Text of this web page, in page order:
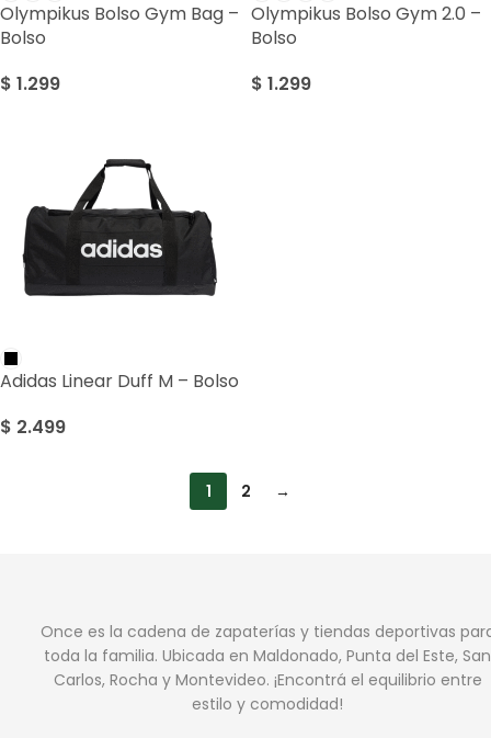
Olympikus Bolso Gym Bag –
Bolso
$ 1.299
Olympikus Bolso Gym 2.0 –
Bolso
$ 1.299
Adidas Linear Duff M – Bolso
$ 2.499
1 2 →
Once es la cadena de zapaterías y tiendas deportivas
toda la familia. Ubicada en Maldonado, Punta del Este, San
Carlos, Rocha y Montevideo. ¡Encontrá el equilibrio entre
estilo y comodidad!